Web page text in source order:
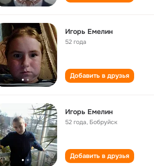
Игорь Емелин
52 года
Добавить в друзья
Игорь Емелин
52 года, Бобруйск
Добавить в друзья